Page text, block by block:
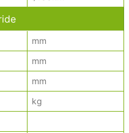
mm
mm
mm
kg